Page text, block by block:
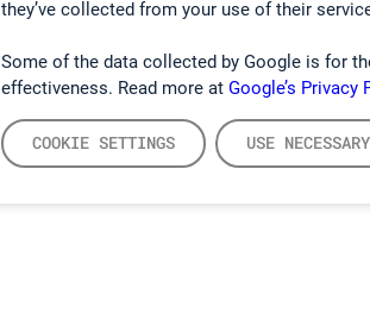
they’ve collected from your use of their
Some of the data collected by Google is for
effectiveness. Read more at Google’s Privacy
COOKIE SETTINGS USE